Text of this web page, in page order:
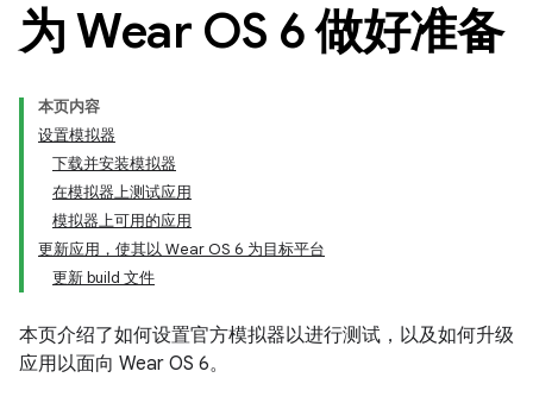
为 Wear OS 6 做好准备
本页内容
设置模拟器
下载并安装模拟器
在模拟器上测试应用
模拟器上可用的应用
更新应用，使其以 Wear OS 6 为目标平台
更新 build 文件
本页介绍了如何设置官方模拟器以进行测试，以及如何升级
应用以面向 Wear OS 6。